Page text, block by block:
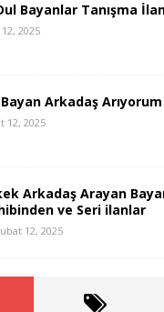
Bayanlar Tanışma
2025
Arkadaş
12, 2025
Arkadaş Arayan
ve Seri ilanlar
12, 2025